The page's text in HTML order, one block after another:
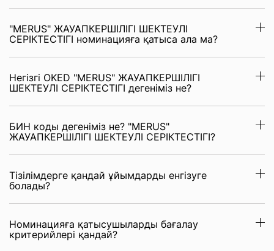
"MERUS" ЖАУАПКЕРШІЛІГІ ШЕКТЕУЛІ
СЕРІКТЕСТІГІ номинацияға қатыса ала ма?
Негізгі OKED "MERUS" ЖАУАПКЕРШІЛІГІ
ШЕКТЕУЛІ СЕРІКТЕСТІГІ дегеніміз не?
БИН коды дегеніміз не? "MERUS"
ЖАУАПКЕРШІЛІГІ ШЕКТЕУЛІ СЕРІКТЕСТІГІ?
Тізілімдерге қандай ұйымдарды енгізуге
болады?
Номинацияға қатысушыларды бағалау
критерийлері қандай?